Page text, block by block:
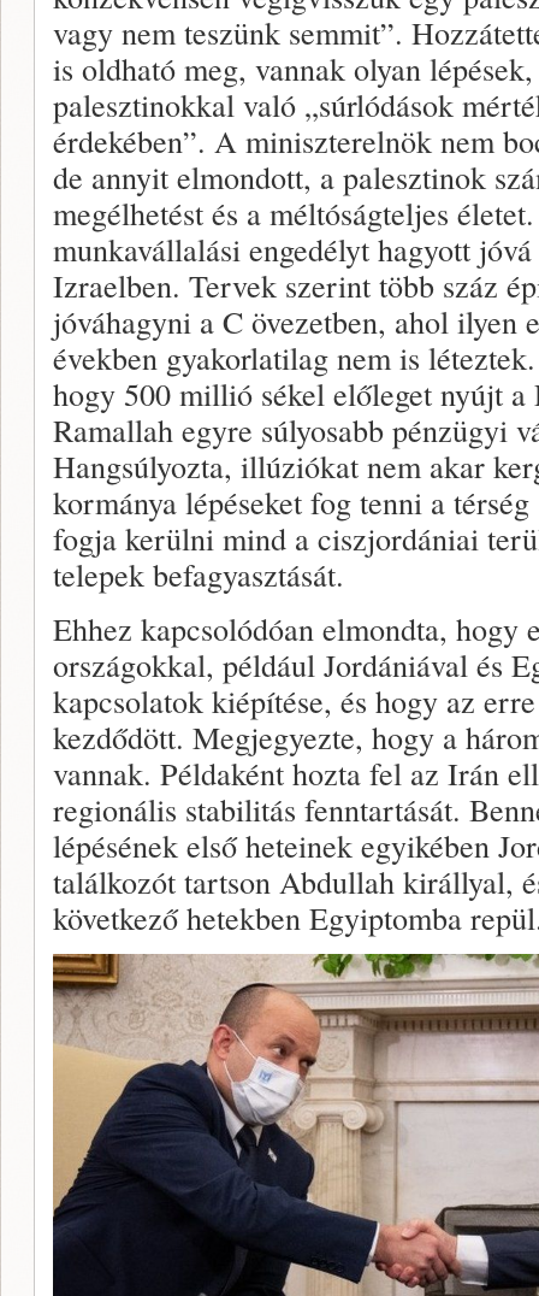
vagy nem teszünk semmit”.
is oldható meg, vannak olyan
palesztinokkal való „súrlódások
érdekében”. A miniszterelnök nem
de annyit elmondott, a palesztinok
megélhetést és a méltóságteljes
munkavállalási engedélyt hagyott
Izraelben. Tervek szerint több száz
jóváhagyni a C övezetben, ahol ilyen
években gyakorlatilag nem is
hogy 500 millió sékel előleget nyújt a
Ramallah egyre súlyosabb pénzügyi
Hangsúlyozta, illúziókat nem akar
kormánya lépéseket fog tenni a
fogja kerülni mind a ciszjordániai
telepek befagyasztását.
Ehhez kapcsolódóan elmondta, hogy
országokkal, például Jordániával és
kapcsolatok kiépítése, és hogy az
kezdődött. Megjegyezte, hogy a
vannak. Példaként hozta fel az Irán
regionális stabilitás fenntartását.
lépésének első heteinek egyikében
találkozót tartson Abdullah királlyal,
következő hetekben Egyiptomba